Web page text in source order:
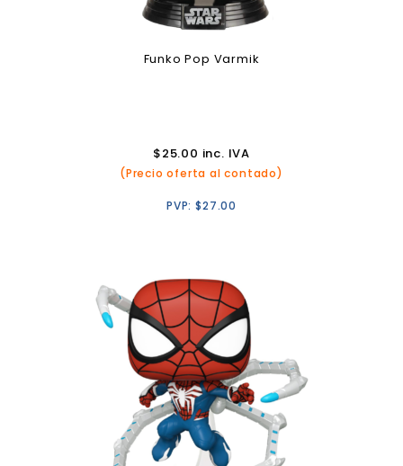
Funko Pop Varmik
$25.00 inc. IVA
(Precio oferta al contado)
PVP:$27.00